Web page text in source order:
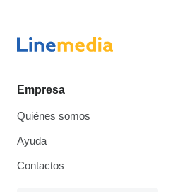
Empresa
Quiénes somos
Ayuda
Contactos